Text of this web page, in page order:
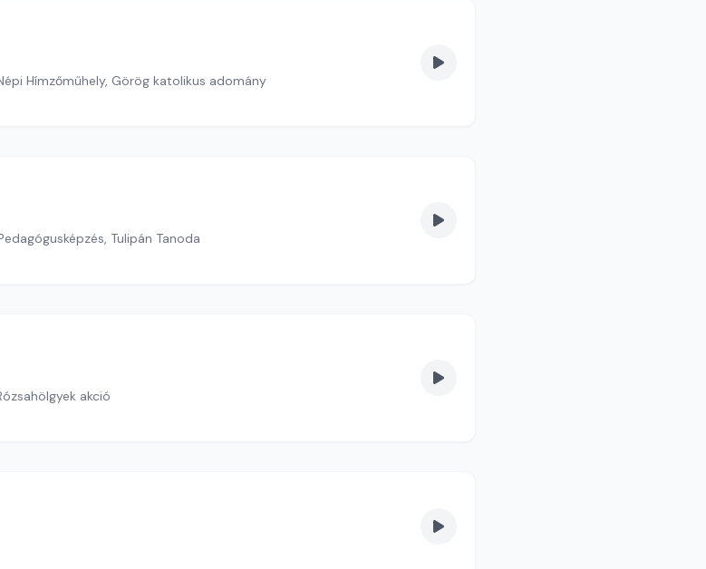
Hímzőműhely, Görög katolikus adomány
Tulipán Tanoda
akció